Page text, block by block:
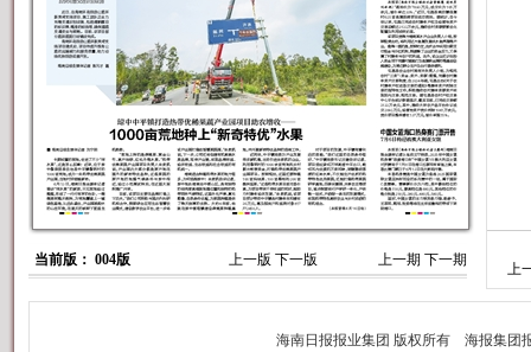
当前版： 004版 上一版 下一版 上一期 下一期
上